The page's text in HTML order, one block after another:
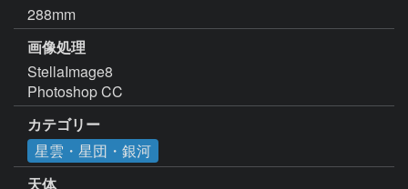
288mm
画像処理
StellaImage8
Photoshop CC
カテゴリー
星雲・星団・銀河
天体